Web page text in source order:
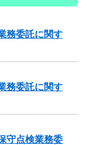
務委託に関す
務委託に関す
守点検業務委